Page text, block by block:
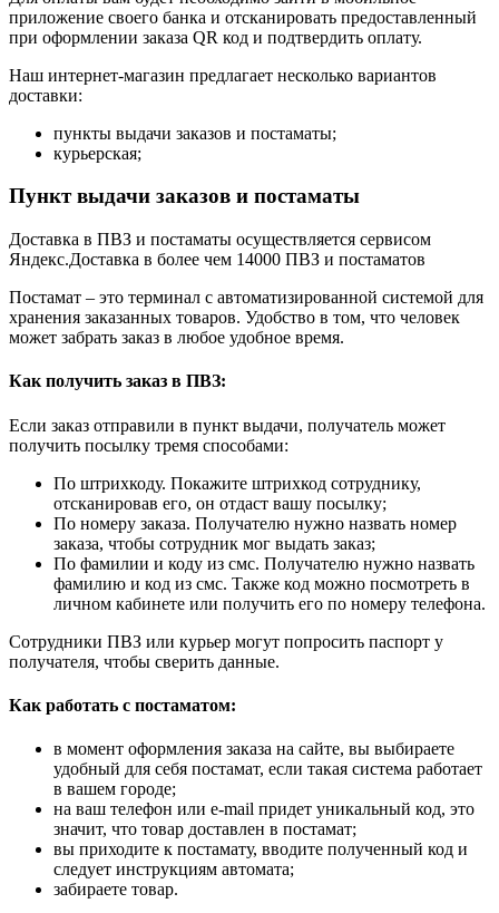
приложение своего банка и отсканировать предоставленный
при оформлении заказа QR код и подтвердить оплату.
Наш интернет-магазин предлагает несколько вариантов
доставки:
пункты выдачи заказов и постаматы;
курьерская;
Пункт выдачи заказов и постаматы
Доставка в ПВЗ и постаматы осуществляется сервисом
Яндекс.Доставка в более чем 14000 ПВЗ и постаматов
Постамат – это терминал с автоматизированной системой для
хранения заказанных товаров. Удобство в том, что человек
может забрать заказ в любое удобное время.
Как получить заказ в ПВЗ:
Если заказ отправили в пункт выдачи, получатель может
получить посылку тремя способами:
По штрихкоду. Покажите штрихкод сотруднику,
отсканировав его, он отдаст вашу посылку;
По номеру заказа. Получателю нужно назвать номер
заказа, чтобы сотрудник мог выдать заказ;
По фамилии и коду из смс. Получателю нужно назвать
фамилию и код из смс. Также код можно посмотреть в
личном кабинете или получить его по номеру телефона.
Сотрудники ПВЗ или курьер могут попросить паспорт у
получателя, чтобы сверить данные.
Как работать с постаматом:
в момент оформления заказа на сайте, вы выбираете
удобный для себя постамат, если такая система работает
в вашем городе;
на ваш телефон или e-mail придет уникальный код, это
значит, что товар доставлен в постамат;
вы приходите к постамату, вводите полученный код и
следует инструкциям автомата;
забираете товар.